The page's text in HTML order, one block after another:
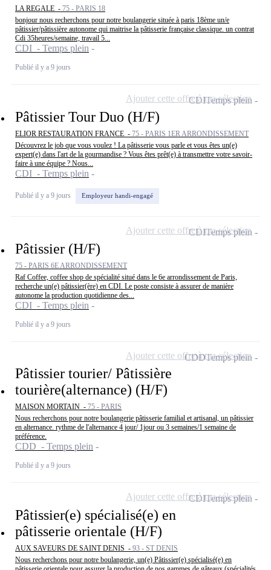
LA REGALE - 75 - PARIS 18
bonjour nous recherchons pour notre boulangerie située à paris 18ème un/e
pâtissier/pâtissière autonome qui maitrise la pâtisserie française classique. un contrat
Cdi 35heures/semaine, travail 5...
CDI - Temps plein
Publié il y a 9 jours
Pâtissier Tour Duo (H/F)
ELIOR RESTAURATION FRANCE - 75 - PARIS 1ER ARRONDISSEMENT
Découvrez le job que vous voulez ! La pâtisserie vous parle et vous êtes un(e)
expert(e) dans l'art de la gourmandise ? Vous êtes prêt(e) à transmettre votre savoir-
faire à une équipe ? Nous...
CDI - Temps plein
Publié il y a 9 jours Employeur handi-engagé
CDITemps plein
Ajouter cette offre à ma sélection
Pâtissier (H/F)
75 - PARIS 6E ARRONDISSEMENT
Raf Coffee, coffee shop de spécialité situé dans le 6e arrondissement de Paris,
recherche un(e) pâtissier(ère) en CDI. Le poste consiste à assurer de manière
autonome la production quotidienne des...
CDI - Temps plein
Publié il y a 9 jours
CDITemps plein
Ajouter cette offre à ma sélection
Pâtissier tourier/ Pâtissière
tourière(alternance) (H/F)
MAISON MORTAIN - 75 - PARIS
Nous recherchons pour notre boulangerie pâtisserie familial et artisanal, un pâtissier
en alternance. rythme de l'alternance 4 jour/ 1jour ou 3 semaines/1 semaine de
préférence.
CDD - Temps plein
Publié il y a 9 jours
CDDTemps plein
Ajouter cette offre à ma sélection
Pâtissier(e) spécialisé(e) en
pâtisserie orientale (H/F)
AUX SAVEURS DE SAINT DENIS - 93 - ST DENIS
Nous recherchons pour notre boulangerie, un(e) Pâtissier(e) spécialisé(e) en
CDITemps plein
Ajouter cette offre à ma sélection